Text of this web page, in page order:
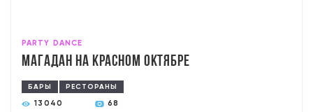
PARTY DANCE
Магадан на Красном Октябре
БАРЫ РЕСТОРАНЫ
13040 68